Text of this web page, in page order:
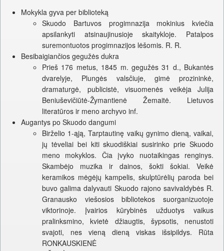
Mokykla gyva per biblioteką
Skuodo Bartuvos progimnazija mokinius kviečia
apsilankyti atsinaujinusioje skaitykloje. Patalpos
suremontuotos progimnazijos lėšomis. R. R.
Besibaigiančios gegužės dukra
Prieš 176 metus, 1845 m. gegužės 31 d., Bukantės
dvarelyje, Plungės valsčiuje, gimė prozininkė,
dramaturgė, publicistė, visuomenės veikėja Julija
Beniuševičiūtė-Žymantienė Žemaitė. Lietuvos
literatūros ir meno archyvo inf.
Augantys po Skuodo dangumi
Birželio 1-ąją, Tarptautinę vaikų gynimo dieną, vaikai,
jų tėveliai bei kiti skuodiškiai susirinko prie Skuodo
meno mokyklos. Čia įvyko nuotaikingas renginys.
Skambėjo muzika ir dainos, šokti šokiai. Veikė
keramikos mėgėjų kampelis, skulptūrėlių paroda bei
buvo galima dalyvauti Skuodo rajono savivaldybės R.
Granausko viešosios bibliotekos suorganizuotoje
viktorinoje. Įvairios kūrybinės užduotys vaikus
pralinksmino, kvietė džiaugtis, šypsotis, nenustoti
svajoti, nes vieną dieną viskas išsipildys. Rūta
RONKAUSKIENĖ